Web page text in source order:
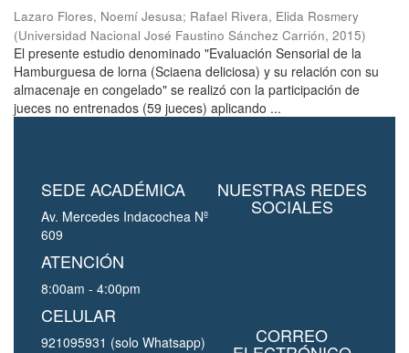
Lazaro Flores, Noemí Jesusa; Rafael Rivera, Elida Rosmery
(Universidad Nacional José Faustino Sánchez Carrión, 2015)
El presente estudio denominado "Evaluación Sensorial de la
Hamburguesa de lorna (Sciaena deliciosa) y su relación con su
almacenaje en congelado" se realizó con la participación de
jueces no entrenados (59 jueces) aplicando ...
SEDE ACADÉMICA
Av. Mercedes Indacochea Nº
609
ATENCIÓN
8:00am - 4:00pm
CELULAR
921095931 (solo Whatsapp)
NUESTRAS REDES
SOCIALES
CORREO